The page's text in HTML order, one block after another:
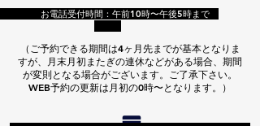
電話受付時間：午前10時〜午後5時まで
（ご予約できる期間は4ヶ月先までが基本となりま
すが、月末月初またぎの連休などがある場合、期間
が変則となる場合がございます。ご了承下さい。
WEB予約の更新は月初の0時〜となります。）